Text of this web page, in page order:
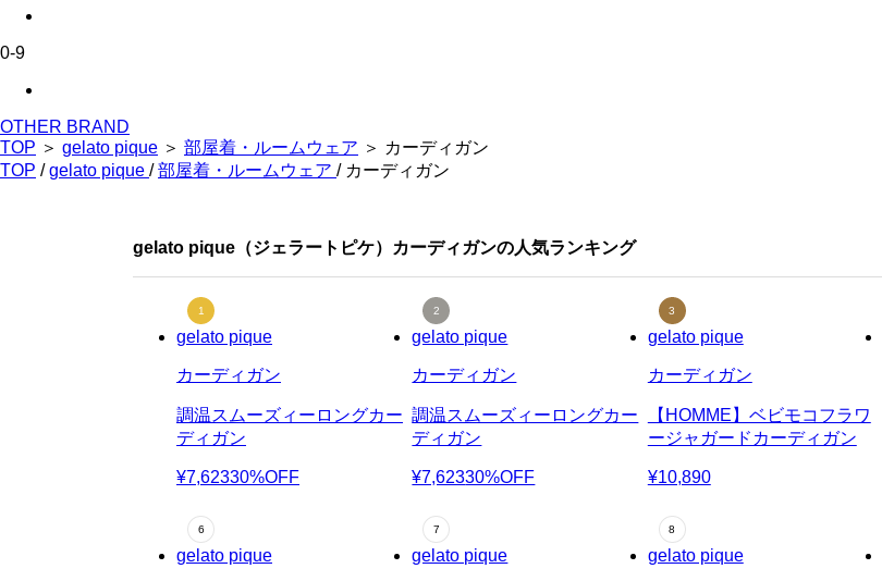
0-9
OTHER BRAND
TOP ＞ gelato pique ＞ 部屋着・ルームウェア ＞ カーディガン
TOP /gelato pique /部屋着・ルームウェア / カーディガン
gelato pique（ジェラートピケ）カーディガンの人気ランキング
gelato pique
カーディガン
調温スムーズィーロングカー
ディガン
¥7,62330%OFF
gelato pique
カーディガン
調温スムーズィーロングカー
ディガン
¥7,62330%OFF
gelato pique
カーディガン
【HOMME】ベビモコフラワ
ージャガードカーディガン
¥10,890
gelato pique gelato pique gelato pique